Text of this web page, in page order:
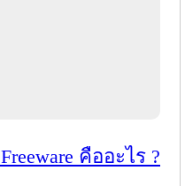
Freeware คืออะไร ?